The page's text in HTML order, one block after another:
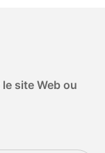
site Web ou